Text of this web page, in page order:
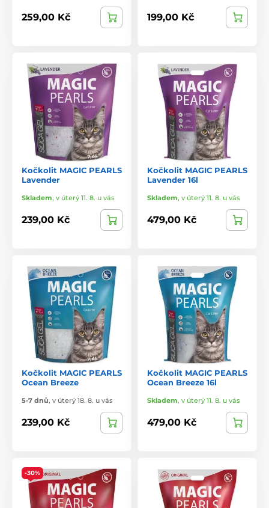
259,00 Kč 199,00 Kč
Kočkolit MAGIC PEARLS
Lavender
Skladem, v úterý 11. 8. u vás
239,00 Kč
Kočkolit MAGIC PEARLS
Lavender 16l
Skladem, v úterý 11. 8. u vás
479,00 Kč
Kočkolit MAGIC PEARLS
Ocean Breeze
5-7 dnů, v úterý 18. 8. u vás
239,00 Kč
Kočkolit MAGIC PEARLS
Ocean Breeze 16l
Skladem, v úterý 11. 8. u vás
479,00 Kč
-30%